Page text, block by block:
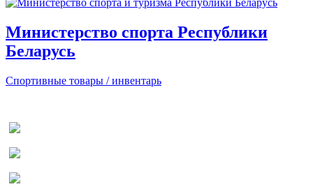
Министерство спорта Республики
Беларусь
Спортивные товары / инвентарь